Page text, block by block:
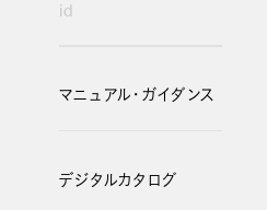
id
マニュアル・ガイダンス
デジタルカタログ